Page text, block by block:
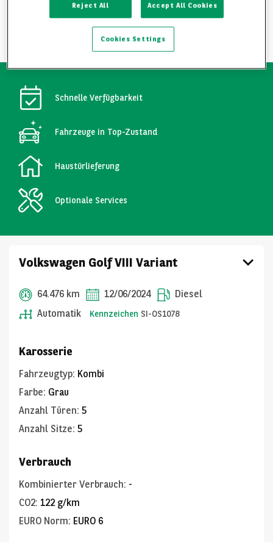
WEITERE DETAILS ANFRAGEN
FAHRZEUG MERKEN
Schnelle Verfügbarkeit
Fahrzeuge in Top-Zustand
Haustürlieferung
Optionale Services
Volkswagen Golf VIII Variant
64.476 km 12/06/2024
Diesel
Automatik
Kennzeichen SI-OS1078
Karosserie
Fahrzeugtyp: Kombi
Farbe: Grau
Anzahl Türen: 5
Anzahl Sitze: 5
Verbrauch
Kombinierter Verbrauch: -
CO2: 122 g/km
EURO Norm: EURO 6
Reject All Accept All Cookies
Cookies Settings